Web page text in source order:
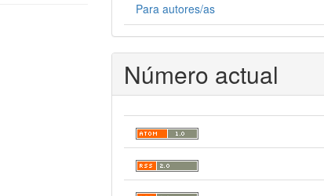
Para autores/as
Número actual